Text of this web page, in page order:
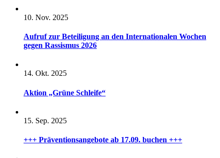
10. Nov. 2025
Aufruf zur Beteiligung an den Internationalen Wochen
gegen Rassismus 2026
14. Okt. 2025
Aktion „Grüne Schleife“
15. Sep. 2025
+++ Präventionsangebote ab 17.09. buchen +++